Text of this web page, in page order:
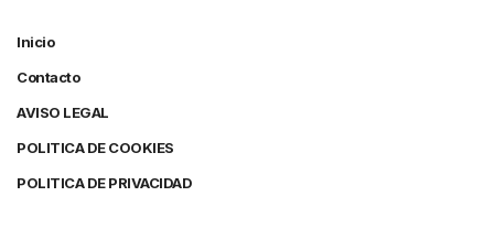
Inicio
Contacto
AVISO LEGAL
POLITICA DE COOKIES
POLITICA DE PRIVACIDAD